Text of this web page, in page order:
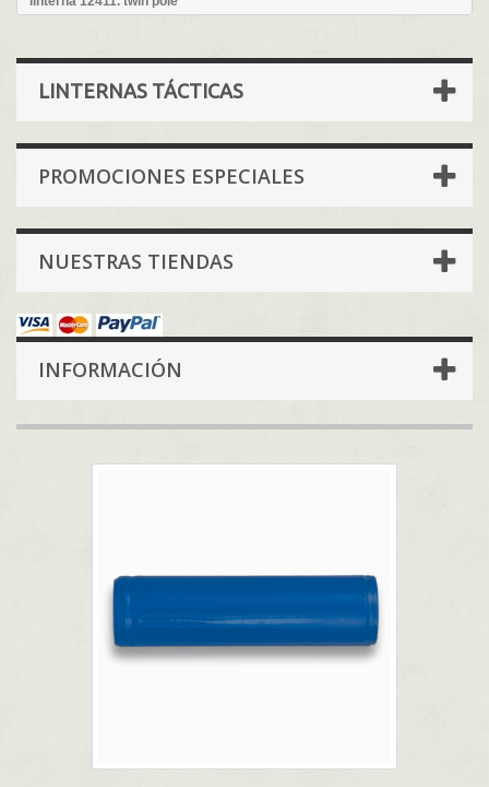
LINTERNAS TÁCTICAS
PROMOCIONES ESPECIALES
NUESTRAS TIENDAS
INFORMACIÓN